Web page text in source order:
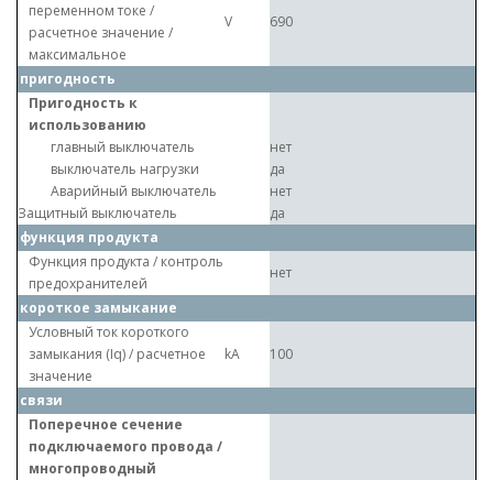
переменном токе /
расчетное значение /
максимальное
V 690
пригодность
Пригодность к
использованию
главный выключатель
нет
выключатель нагрузки
да
Аварийный выключатель
нет
Защитный выключатель
да
функция продукта
Функция продукта / контроль
предохранителей
нет
короткое замыкание
Условный ток короткого
замыкания (Iq) / расчетное
значение
kA 100
связи
Поперечное сечение
подключаемого провода /
многопроводный